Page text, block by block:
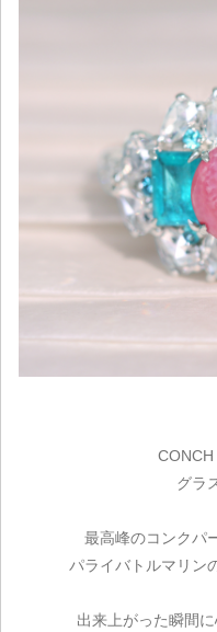
CONCH
グラ
最高峰のコンクパ
パライバトルマリン
出来上がった瞬間